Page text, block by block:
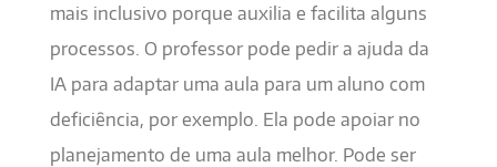
mais inclusivo porque auxilia e facilita alguns
processos. O professor pode pedir a ajuda da
IA para adaptar uma aula para um aluno com
deficiência, por exemplo. Ela pode apoiar no
planejamento de uma aula melhor. Pode ser